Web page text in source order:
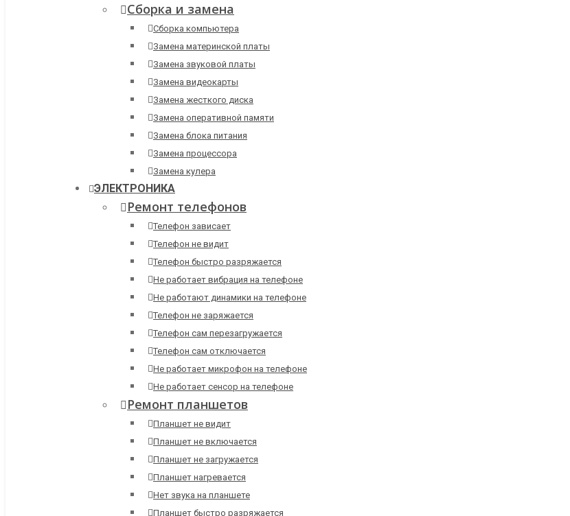
Сборка и замена
Сборка компьютера
Замена материнской платы
Замена звуковой платы
Замена видеокарты
Замена жесткого диска
Замена оперативной памяти
Замена блока питания
Замена процессора
Замена кулера
ЭЛЕКТРОНИКА
Ремонт телефонов
Телефон зависает
Телефон не видит
Телефон быстро разряжается
Не работает вибрация на телефоне
Не работают динамики на телефоне
Телефон не заряжается
Телефон сам перезагружается
Телефон сам отключается
Не работает микрофон на телефоне
Не работает сенсор на телефоне
Ремонт планшетов
Планшет не видит
Планшет не включается
Планшет не загружается
Планшет нагревается
Нет звука на планшете
Планшет быстро разряжается